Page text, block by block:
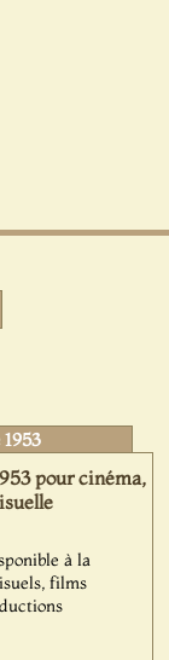
pour cinéma,
à la
films